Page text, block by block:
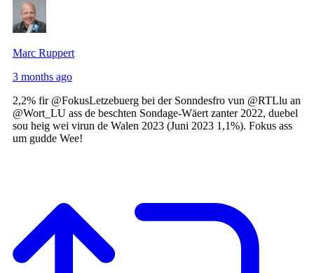
Marc Ruppert
3 months ago
2,2% fir @FokusLetzebuerg bei der Sonndesfro vun @RTLlu an
@Wort_LU ass de beschten Sondage-Wäert zanter 2022, duebel
sou heig wei virun de Walen 2023 (Juni 2023 1,1%). Fokus ass
um gudde Wee!